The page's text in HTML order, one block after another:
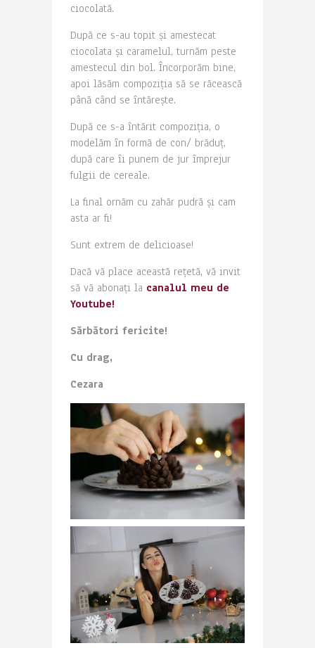
ciocolată.
După ce s-au topit și amestecat
ciocolata și caramelul, turnăm peste
amestecul din bol. Încorporăm bine,
apoi lăsăm compoziția să se răcească
până când se întărește.
După ce s-a întărit compoziția, o
modelăm în formă de con/ brăduț,
după care îi punem de jur împrejur
fulgii de cereale.
La final ornăm cu zahăr pudră și cam
asta ar fi!
Sunt extrem de delicioase!
Dacă vă place această rețetă, vă invit
să vă abonați la canalul meu de
Youtube!
Sărbători fericite!
Cu drag,
Cezara